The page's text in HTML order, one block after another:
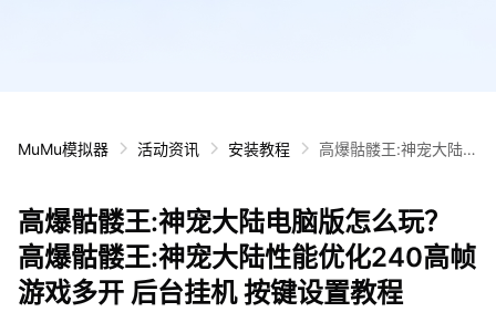
MuMu模拟器 活动资讯 安装教程
高爆骷髅王:神宠大陆电
40高帧 游戏多开 后台
挂机 按键设置教程
高爆骷髅王:神宠大陆电脑版怎么玩？
高爆骷髅王:神宠大陆性能优化240高帧
游戏多开 后台挂机 按键设置教程